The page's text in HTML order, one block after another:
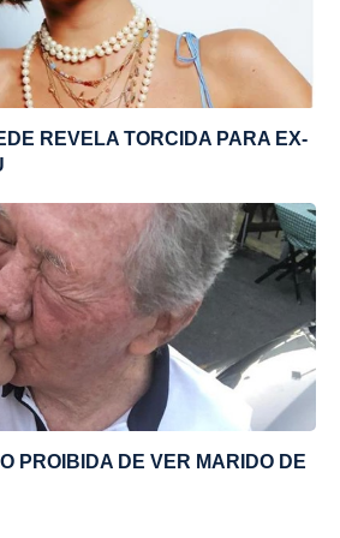
REVELA TORCIDA PARA EX-
PROIBIDA DE VER MARIDO DE